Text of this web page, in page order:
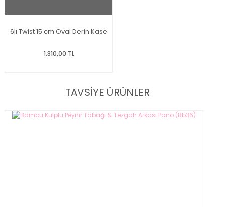
6lı Twist 15 cm Oval Derin Kase
1.310,00 TL
TAVSİYE ÜRÜNLER